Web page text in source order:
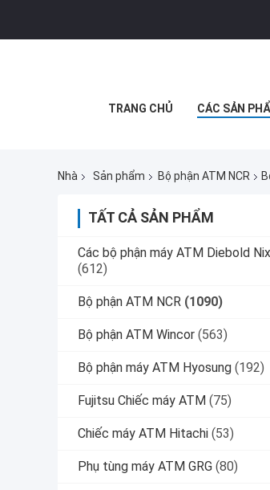
TRANG CHỦ CÁC SẢN
Nhà Sản phẩm Bộ phận ATM NCR
TẤT CẢ SẢN PHẨM
Các bộ phận máy ATM Diebold
(612)
Bộ phận ATM NCR (1090)
Bộ phận ATM Wincor (563)
Bộ phận máy ATM Hyosung (192)
Fujitsu Chiếc máy ATM (75)
Chiếc máy ATM Hitachi (53)
Phụ tùng máy ATM GRG (80)